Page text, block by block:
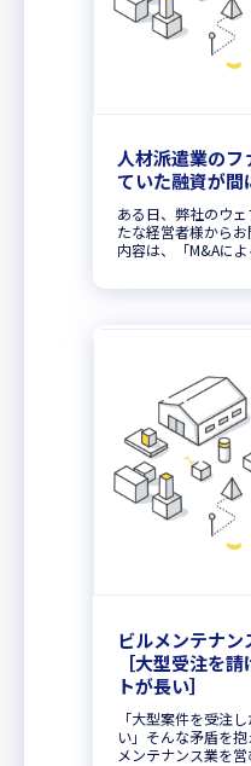
人材派遣業のフ
ていた融資が間
ある日、弊社のウ
たな経営者様からお
内容は、「M&Aに
ぎでランニングコ
ビルメンテナ
［大型受注を
トが長い］
「大型案件を受注
い」そんな矛盾を
メンテナンス業を